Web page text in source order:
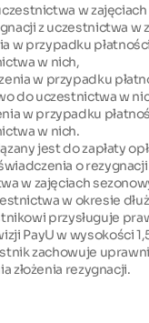
w
z uczestnictwa w
przypadku
w nich,
w przypadku
do uczestnictwa w
w przypadku
w nich.
jest do zapłaty
o rezygnacji
w zajęciach
w okresie
przysługuje
PayU w wysokości
zachowuje
złożenia rezygnacji.